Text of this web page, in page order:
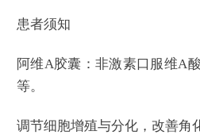
患者须知
阿维A胶囊：非激素口服维A
等。
调节细胞增殖与分化，改善角